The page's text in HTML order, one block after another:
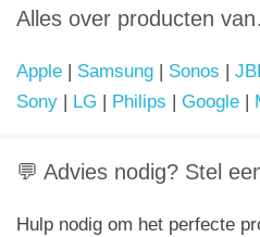
Alles over producten
Apple Samsung Sonos
Sony
LG Philips Google
💬 Advies nodig? Stel
Hulp nodig om het perfecte